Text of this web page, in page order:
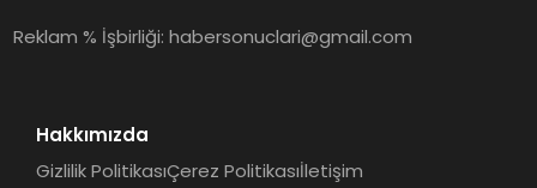
Reklam % İşbirliği:habersonuclari@gmail.com
Hakkımızda
Gizlilik PolitikasıÇerez Politikasıİletişim